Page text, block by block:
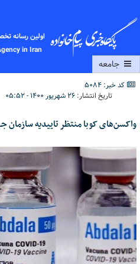
اولین رسانه
in Iran
جامعه
کد خبر: 5084
تاریخ انتشار: ۲۶ شهریور ۱۴۰۰ - ۰۵:۵۲
واکسن‌های کوبا منتظر تاییدیه